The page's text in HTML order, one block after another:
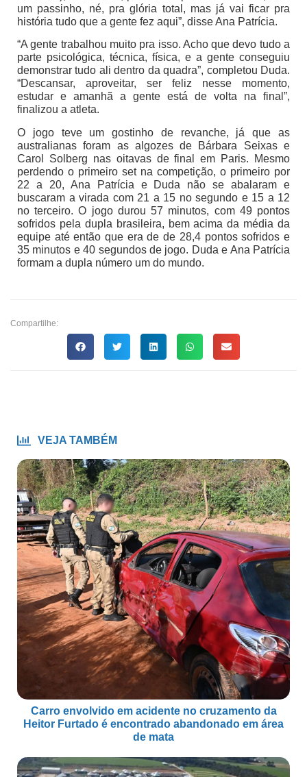
um passinho, né, pra glória total, mas já vai ficar pra
história tudo que a gente fez aqui”, disse Ana Patrícia.
“A gente trabalhou muito pra isso. Acho que devo tudo a
parte psicológica, técnica, física, e a gente conseguiu
demonstrar tudo ali dentro da quadra”, completou Duda.
“Descansar, aproveitar, ser feliz nesse momento,
estudar e amanhã a gente está de volta na final”,
finalizou a atleta.
O jogo teve um gostinho de revanche, já que as
australianas foram as algozes de Bárbara Seixas e
Carol Solberg nas oitavas de final em Paris. Mesmo
perdendo o primeiro set na competição, o primeiro por
22 a 20, Ana Patrícia e Duda não se abalaram e
buscaram a virada com 21 a 15 no segundo e 15 a 12
no terceiro. O jogo durou 57 minutos, com 49 pontos
sofridos pela dupla brasileira, bem acima da média da
equipe até então que era de de 28,4 pontos sofridos e
35 minutos e 40 segundos de jogo. Duda e Ana Patrícia
formam a dupla número um do mundo.
Compartilhe:
VEJA TAMBÉM
Carro envolvido em acidente no cruzamento da
Heitor Furtado é encontrado abandonado em área
de mata